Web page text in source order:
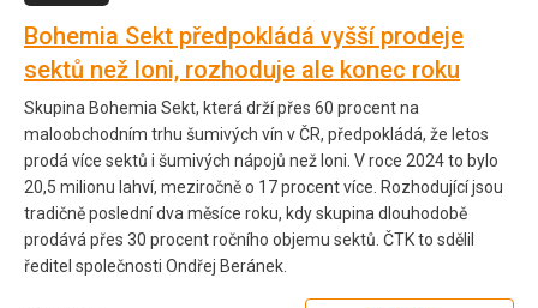
Bohemia Sekt předpokládá vyšší prodeje
sektů než loni, rozhoduje ale konec roku
Skupina Bohemia Sekt, která drží přes 60 procent na
maloobchodním trhu šumivých vín v ČR, předpokládá, že letos
prodá více sektů i šumivých nápojů než loni. V roce 2024 to bylo
20,5 milionu lahví, meziročně o 17 procent více. Rozhodující jsou
tradičně poslední dva měsíce roku, kdy skupina dlouhodobě
prodává přes 30 procent ročního objemu sektů. ČTK to sdělil
ředitel společnosti Ondřej Beránek.